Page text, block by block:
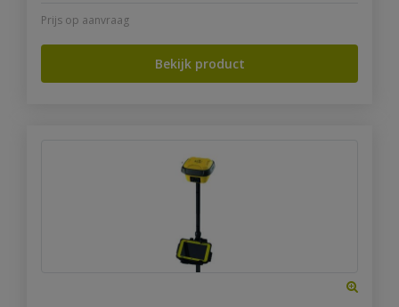
Prijs op aanvraag
Bekijk product